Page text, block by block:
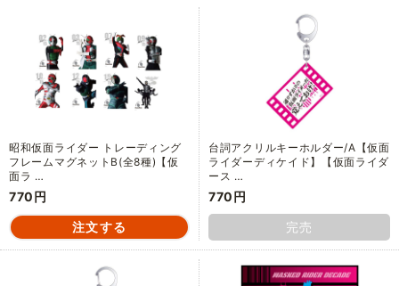
昭和仮面ライダー トレーディング
フレームマグネットB(全8種)【仮
面ラ …
770円
台詞アクリルキーホルダー/A【仮面
ライダーディケイド】【仮面ライダ
ース …
770円
完売